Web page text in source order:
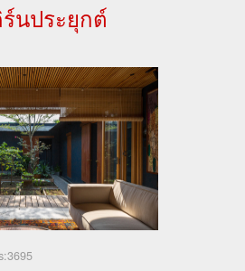
นประยุกต์
3695